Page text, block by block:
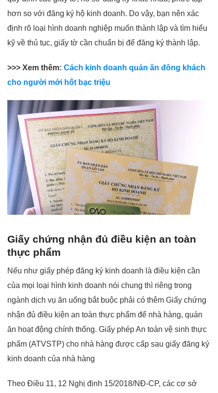
hơn so với đăng ký hộ kinh doanh. Do vậy, bạn nên xác
định rõ loại hình doanh nghiệp muốn thành lập và tìm hiểu
kỹ về thủ tục, giấy tờ cần chuẩn bị để đăng ký thành lập.
>>> Xem thêm: Cách kinh doanh quán ăn đông khách
cho người mới hốt bạc triệu
Giấy chứng nhận đủ điều kiện an toàn
thực phẩm
Nếu như giấy phép đăng ký kinh doanh là điều kiện cần
của mọi loại hình kinh doanh nói chung thì riêng trong
ngành dịch vụ ăn uống bắt buộc phải có thêm Giấy chứng
nhận đủ điều kiện an toàn thực phẩm để nhà hàng, quán
ăn hoạt động chính thống. Giấy phép An toàn vệ sinh thực
phẩm (ATVSTP) cho nhà hàng được cấp sau giấy đăng ký
kinh doanh của nhà hàng
Theo Điều 11, 12 Nghị định 15/2018/NĐ-CP, các cơ sở